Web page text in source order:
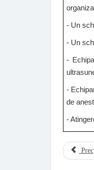
- Un
- Un
-
-
de
-
Prec